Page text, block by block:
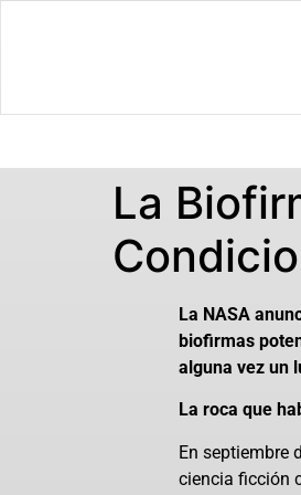
La
La NASA
biofirmas
alguna vez un
La roca que
En septiembre
ciencia ficción